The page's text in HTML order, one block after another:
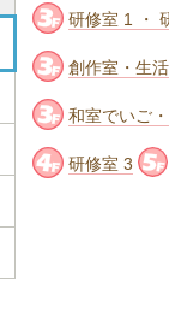
研修室 1 ・
創作室・生
和室でいご
研修室 3